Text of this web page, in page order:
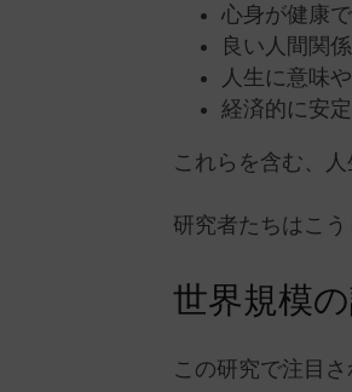
心身が健康
良い人間関
人生に意味
経済的に安
これらを含む、
研究者たちはこ
世界規模
この研究で注目